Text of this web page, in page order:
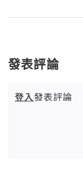
發表評論
登入發表評論